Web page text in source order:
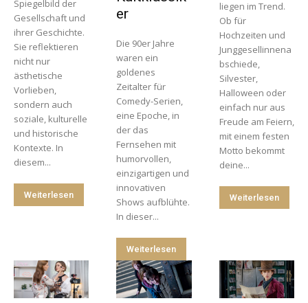
Spiegelbild der
Gesellschaft und
ihrer Geschichte.
Sie reflektieren
nicht nur
ästhetische
Vorlieben,
sondern auch
soziale, kulturelle
und historische
Kontexte. In
diesem...
Weiterlesen
er
Die 90er Jahre
waren ein
goldenes
Zeitalter für
Comedy-Serien,
eine Epoche, in
der das
Fernsehen mit
humorvollen,
einzigartigen und
innovativen
Shows aufblühte.
In dieser...
Weiterlesen
liegen im Trend.
Ob für
Hochzeiten und
Junggesellinnena
bschiede,
Silvester,
Halloween oder
einfach nur aus
Freude am Feiern,
mit einem festen
Motto bekommt
deine...
Weiterlesen